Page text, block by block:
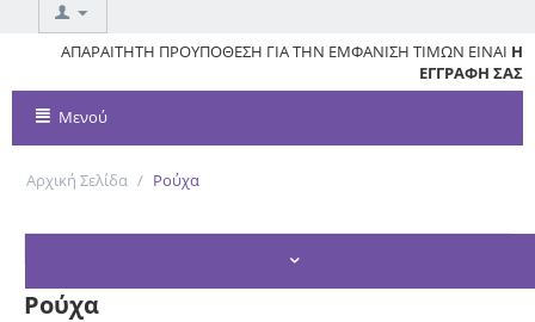
ΑΠΑΡΑΙΤΗΤΗ ΠΡΟΥΠΟΘΕΣΗ ΓΙΑ ΤΗΝ ΕΜΦΑΝΙΣΗ ΤΙΜΩΝ ΕΙΝΑΙ Η
ΕΓΓΡΑΦΗ ΣΑΣ
ΚΑΘΕ ΑΙΤΗΣΗ ΓΙΑ ΕΓΓΡΑΦΗΑΠΑΙΤΕΙ ΕΓΓΡΙΣΗΑΠΟ ΤΟMAGICTOYS
Μενού
Αρχική Σελίδα / Ρούχα
Ρούχα